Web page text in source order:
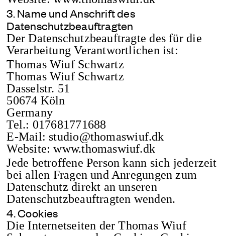
3. Name und Anschrift des
Datenschutzbeauftragten
Der Datenschutzbeauftragte des für die
Verarbeitung Verantwortlichen ist:
Thomas Wiuf Schwartz
Thomas Wiuf Schwartz
Dasselstr. 51
50674 Köln
Germany
Tel.: 017681771688
E-Mail: studio@thomaswiuf.dk
Website: www.thomaswiuf.dk
Jede betroffene Person kann sich jederzeit
bei allen Fragen und Anregungen zum
Datenschutz direkt an unseren
Datenschutzbeauftragten wenden.
4. Cookies
Die Internetseiten der Thomas Wiuf